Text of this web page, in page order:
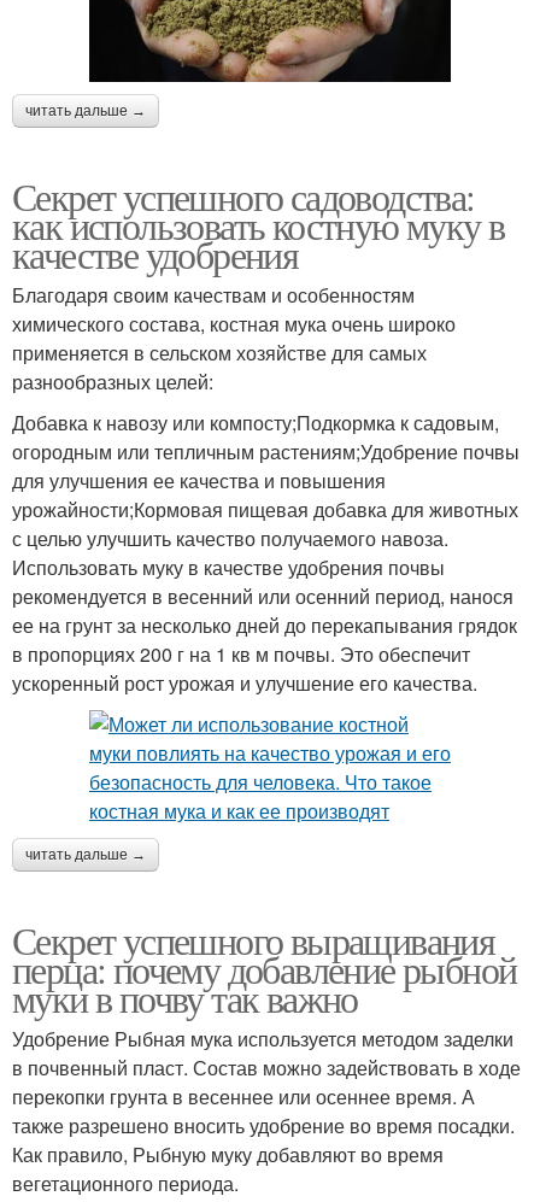
читать дальше →
Секрет успешного садоводства:
как использовать костную муку в
качестве удобрения
Благодаря своим качествам и особенностям
химического состава, костная мука очень широко
применяется в сельском хозяйстве для самых
разнообразных целей:
Добавка к навозу или компосту;Подкормка к садовым,
огородным или тепличным растениям;Удобрение почвы
для улучшения ее качества и повышения
урожайности;Кормовая пищевая добавка для животных
с целью улучшить качество получаемого навоза.
Использовать муку в качестве удобрения почвы
рекомендуется в весенний или осенний период, нанося
ее на грунт за несколько дней до перекапывания грядок
в пропорциях 200 г на 1 кв м почвы. Это обеспечит
ускоренный рост урожая и улучшение его качества.
читать дальше →
Секрет успешного выращивания
перца: почему добавление рыбной
муки в почву так важно
Удобрение Рыбная мука используется методом заделки
в почвенный пласт. Состав можно задействовать в ходе
перекопки грунта в весеннее или осеннее время. А
также разрешено вносить удобрение во время посадки.
Как правило, Рыбную муку добавляют во время
вегетационного периода.